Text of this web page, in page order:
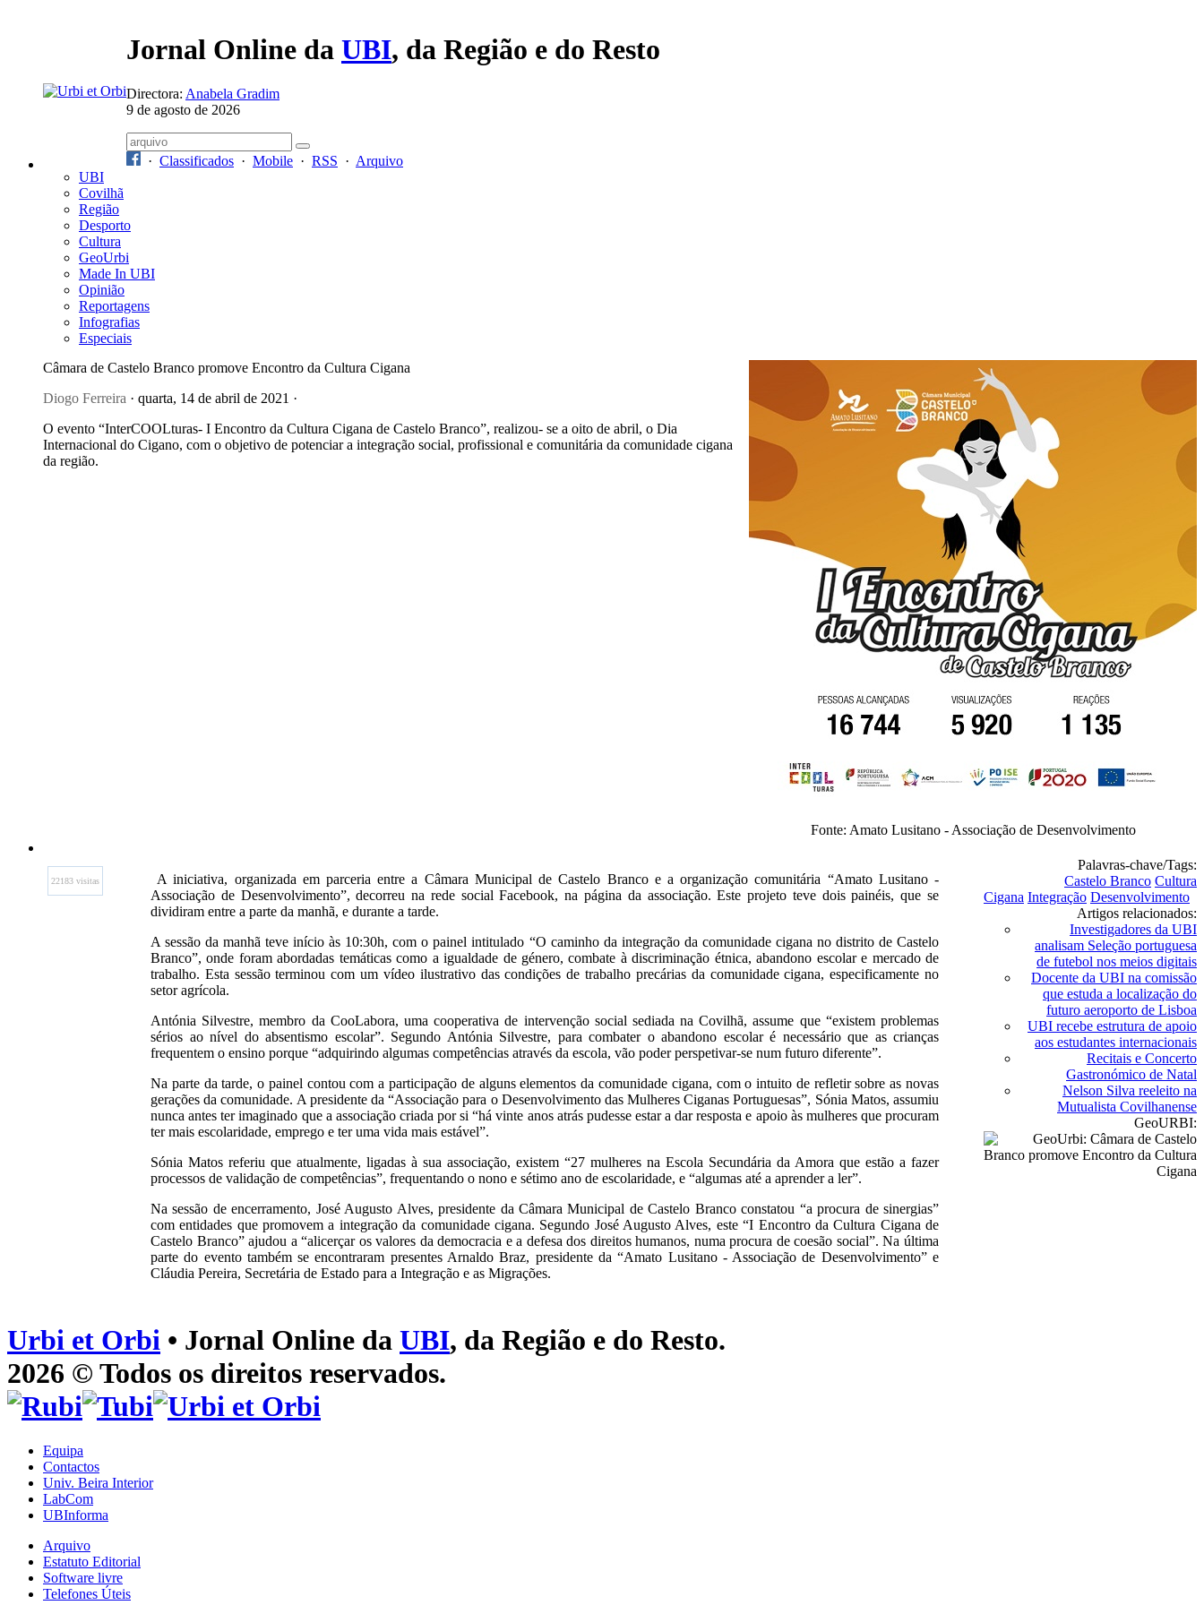
Jornal Online da UBI, da Região e do Resto
Directora: Anabela Gradim
9 de agosto de 2026
· Classificados · Mobile · RSS · Arquivo
UBI
Covilhã
Região
Desporto
Cultura
GeoUrbi
Made In UBI
Opinião
Reportagens
Infografias
Especiais
Câmara de Castelo Branco promove Encontro da Cultura Cigana
Diogo Ferreira · quarta, 14 de abril de 2021 ·
O evento “InterCOOLturas- I Encontro da Cultura Cigana de Castelo Branco”, realizou- se a oito de abril, o Dia
Internacional do Cigano, com o objetivo de potenciar a integração social, profissional e comunitária da comunidade cigana
da região.
Fonte: Amato Lusitano - Associação de Desenvolvimento
22183 visitas
A iniciativa, organizada em parceria entre a Câmara Municipal de Castelo Branco e a organização comunitária “Amato Lusitano -
Associação de Desenvolvimento”, decorreu na rede social Facebook, na página da associação. Este projeto teve dois painéis, que se
dividiram entre a parte da manhã, e durante a tarde.
A sessão da manhã teve início às 10:30h, com o painel intitulado “O caminho da integração da comunidade cigana no distrito de Castelo
Branco”, onde foram abordadas temáticas como a igualdade de género, combate à discriminação étnica, abandono escolar e mercado de
trabalho. Esta sessão terminou com um vídeo ilustrativo das condições de trabalho precárias da comunidade cigana, especificamente no
setor agrícola.
Antónia Silvestre, membro da CooLabora, uma cooperativa de intervenção social sediada na Covilhã, assume que “existem problemas
sérios ao nível do absentismo escolar”. Segundo Antónia Silvestre, para combater o abandono escolar é necessário que as crianças
frequentem o ensino porque “adquirindo algumas competências através da escola, vão poder perspetivar-se num futuro diferente”.
Na parte da tarde, o painel contou com a participação de alguns elementos da comunidade cigana, com o intuito de refletir sobre as novas
gerações da comunidade. A presidente da “Associação para o Desenvolvimento das Mulheres Ciganas Portuguesas”, Sónia Matos, assumiu
nunca antes ter imaginado que a associação criada por si “há vinte anos atrás pudesse estar a dar resposta e apoio às mulheres que procuram
ter mais escolaridade, emprego e ter uma vida mais estável”.
Sónia Matos referiu que atualmente, ligadas à sua associação, existem “27 mulheres na Escola Secundária da Amora que estão a fazer
processos de validação de competências”, frequentando o nono e sétimo ano de escolaridade, e “algumas até a aprender a ler”.
Na sessão de encerramento, José Augusto Alves, presidente da Câmara Municipal de Castelo Branco constatou “a procura de sinergias”
com entidades que promovem a integração da comunidade cigana. Segundo José Augusto Alves, este “I Encontro da Cultura Cigana de
Castelo Branco” ajudou a “alicerçar os valores da democracia e a defesa dos direitos humanos, numa procura de coesão social”. Na última
parte do evento também se encontraram presentes Arnaldo Braz, presidente da “Amato Lusitano - Associação de Desenvolvimento” e
Cláudia Pereira, Secretária de Estado para a Integração e as Migrações.
Palavras-chave/Tags:
Castelo Branco Cultura
Cigana Integração Desenvolvimento
Artigos relacionados:
Investigadores da UBI
analisam Seleção portuguesa
de futebol nos meios digitais
Docente da UBI na comissão
que estuda a localização do
futuro aeroporto de Lisboa
UBI recebe estrutura de apoio
aos estudantes internacionais
Recitais e Concerto
Gastronómico de Natal
Nelson Silva reeleito na
Mutualista Covilhanense
GeoURBI:
Urbi et Orbi • Jornal Online da UBI, da Região e do Resto.
2026 © Todos os direitos reservados.
Equipa
Contactos
Univ. Beira Interior
LabCom
UBInforma
Arquivo
Estatuto Editorial
Software livre
Telefones Úteis